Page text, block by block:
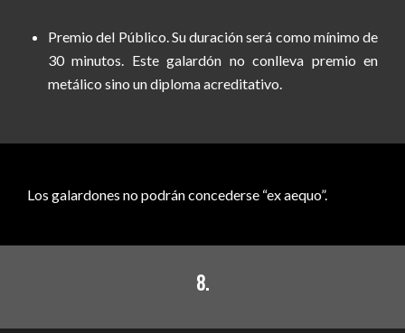
Premio del Público. Su duración será como mínimo de
30 minutos. Este galardón no conlleva premio en
metálico sino un diploma acreditativo.
Los galardones no podrán concederse “ex aequo”.
8.